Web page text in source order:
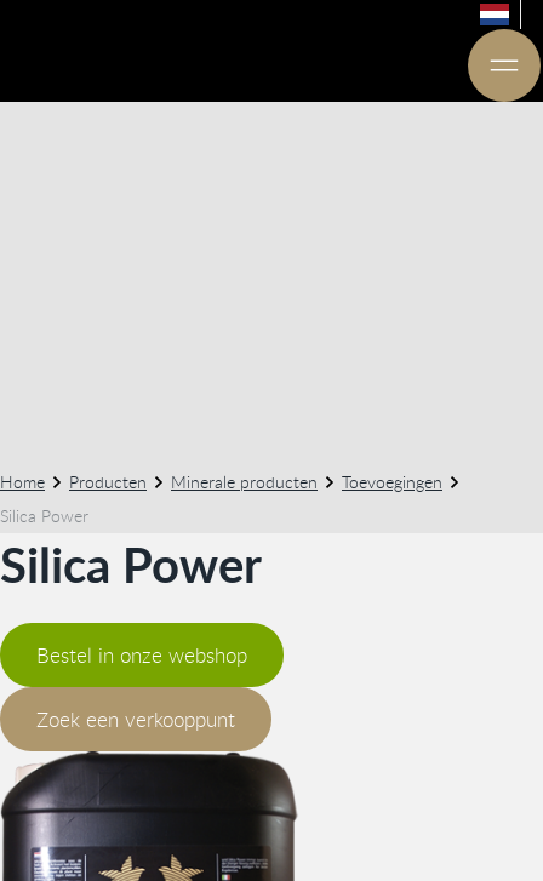
Home Producten Minerale producten
Toevoegingen
Silica Power
Silica Power
Bestel in onze webshop
Zoek een verkooppunt